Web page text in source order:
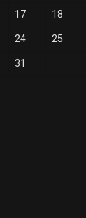
17 18
24 25
31